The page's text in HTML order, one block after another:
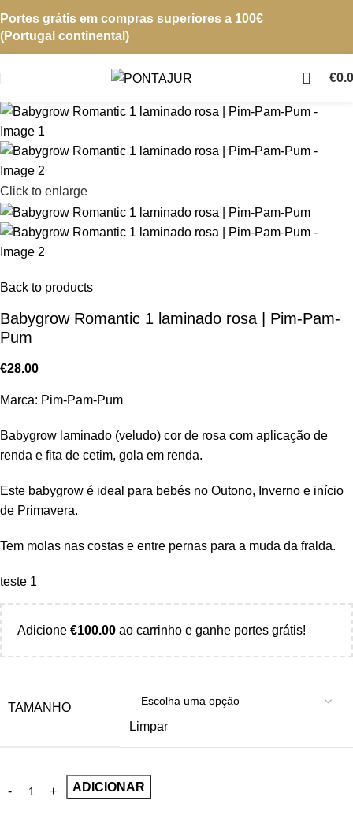
Portes grátis em compras superiores a 100€
(Portugal continental)
€
Click to enlarge
Back to products
Babygrow Romantic 1 laminado rosa | Pim-Pam-
Pum
€28.00
Marca: Pim-Pam-Pum
Babygrow laminado (veludo) cor de rosa com aplicação de
renda e fita de cetim, gola em renda.
Este babygrow é ideal para bebés no Outono, Inverno e início
de Primavera.
Tem molas nas costas e entre pernas para a muda da fralda.
teste 1
Adicione €100.00 ao carrinho e ganhe portes grátis!
TAMANHO
Limpar
ADICIONAR